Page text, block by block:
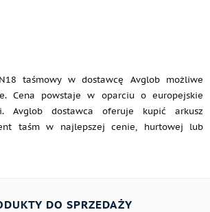
taśmowy w dostawcę Avglob możliwe
Cena powstaje w oparciu o europejskie
Avglob dostawca oferuje kupić arkusz
taśm w najlepszej cenie, hurtowej lub
DO SPRZEDAŻY